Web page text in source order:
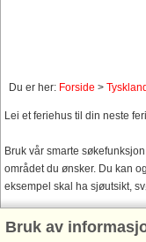
Du er her: Forside > Tyskland
Lei et feriehus til din neste
Bruk vår smarte
området du ønsker. Du kan
eksempel skal ha sjøutsikt,
Bruk av